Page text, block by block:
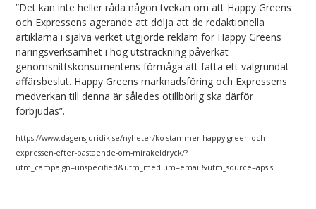
”Det kan inte heller råda någon tvekan om att Happy Greens
och Expressens agerande att dölja att de redaktionella
artiklarna i själva verket utgjorde reklam för Happy Greens
näringsverksamhet i hög utsträckning påverkat
genomsnittskonsumentens förmåga att fatta ett välgrundat
affärsbeslut. Happy Greens marknadsföring och Expressens
medverkan till denna är således otillbörlig ska därför
förbjudas”.
https://www.dagensjuridik.se/nyheter/ko-stammer-happy-green-och-
expressen-efter-pastaende-om-mirakeldryck/?
utm_campaign=unspecified&utm_medium=email&utm_source=apsis